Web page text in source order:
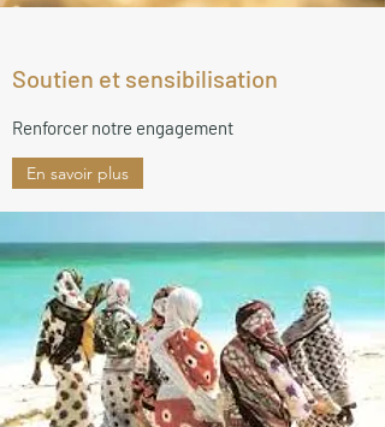
Soutien et sensibilisation
Renforcer notre engagement
En savoir plus